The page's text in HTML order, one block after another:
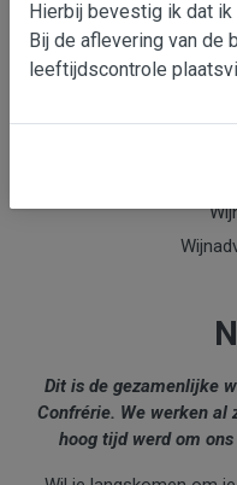
Over Wouter
Dit is de gezamenlijke
Confrérie. We werken al
hoog tijd werd om
Hierbij bevestig ik dat ik
Bij de aflevering van de
leeftijdscontrole